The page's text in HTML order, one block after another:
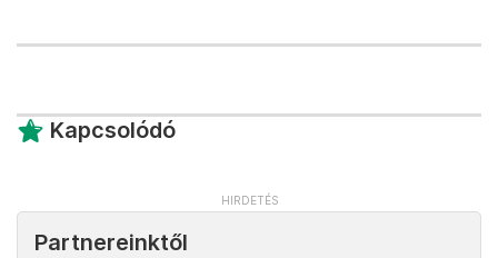
Kapcsolódó
Partnereinktől